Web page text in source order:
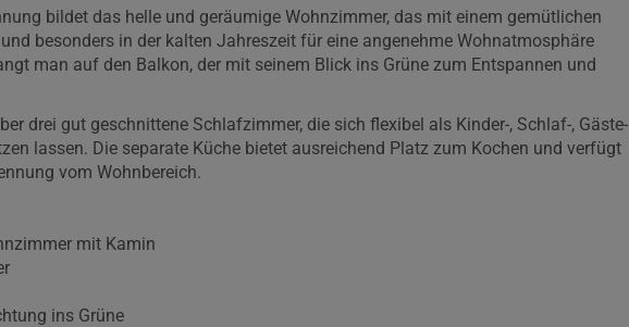
bildet das helle und geräumige Wohnzimmer, das mit einem gemütlichen
besonders in der kalten Jahreszeit für eine angenehme Wohnatmosphäre
man auf den Balkon, der mit seinem Blick ins Grüne zum Entspannen und
drei gut geschnittene Schlafzimmer, die sich flexibel als Kinder-, Schlaf-, Gäste-
lassen. Die separate Küche bietet ausreichend Platz zum Kochen und verfügt
vom Wohnbereich.
mit Kamin
ins Grüne